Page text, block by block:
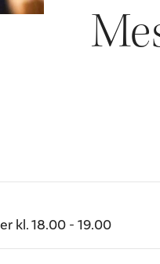
kl.18.00 - 19.00